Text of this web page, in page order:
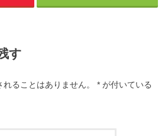
す
ることはありません。 * が付いている